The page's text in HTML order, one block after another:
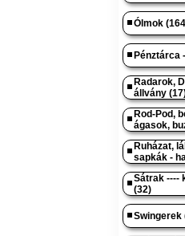
Ólmok
Pénztárca
Radarok,
állvány
Rod-Pod,
ágasok,
Ruházat,
sapkák -
Sátrak ----
(32)
Swingerek